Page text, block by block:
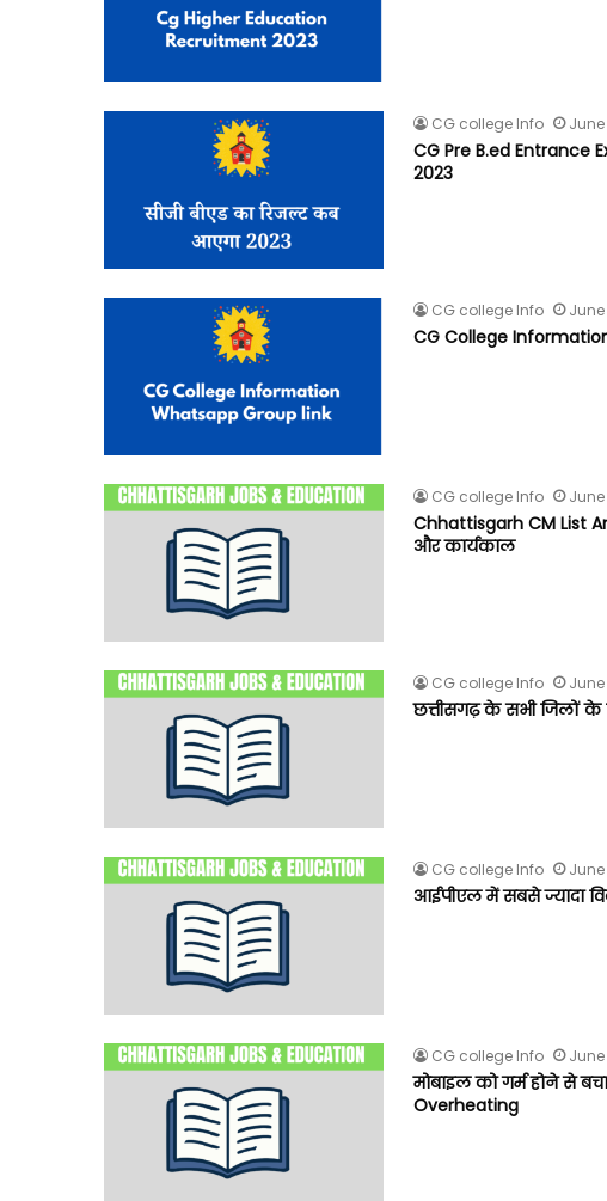
CG college Info June
CG Pre B.ed Entrance
2023
CG college Info June
CG College
CG college Info June
Chhattisgarh CM List
और कार्यकाल
CG college Info June
छत्तीसगढ़ के सभी जिलों
CG college Info June
आईपीएल में सबसे ज्यादा
CG college Info June
मोबाइल को गर्म होने से
Overheating